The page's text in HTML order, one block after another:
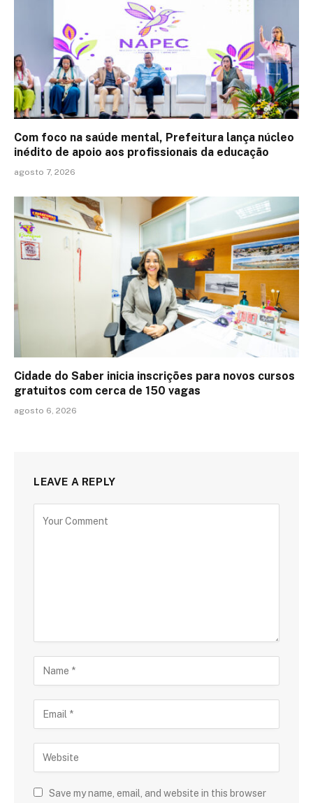
Com foco na saúde mental, Prefeitura lança núcleo
inédito de apoio aos profissionais da educação
agosto 7, 2026
Cidade do Saber inicia inscrições para novos cursos
gratuitos com cerca de 150 vagas
agosto 6, 2026
LEAVE A REPLY
Save my name, email, and website in this browser